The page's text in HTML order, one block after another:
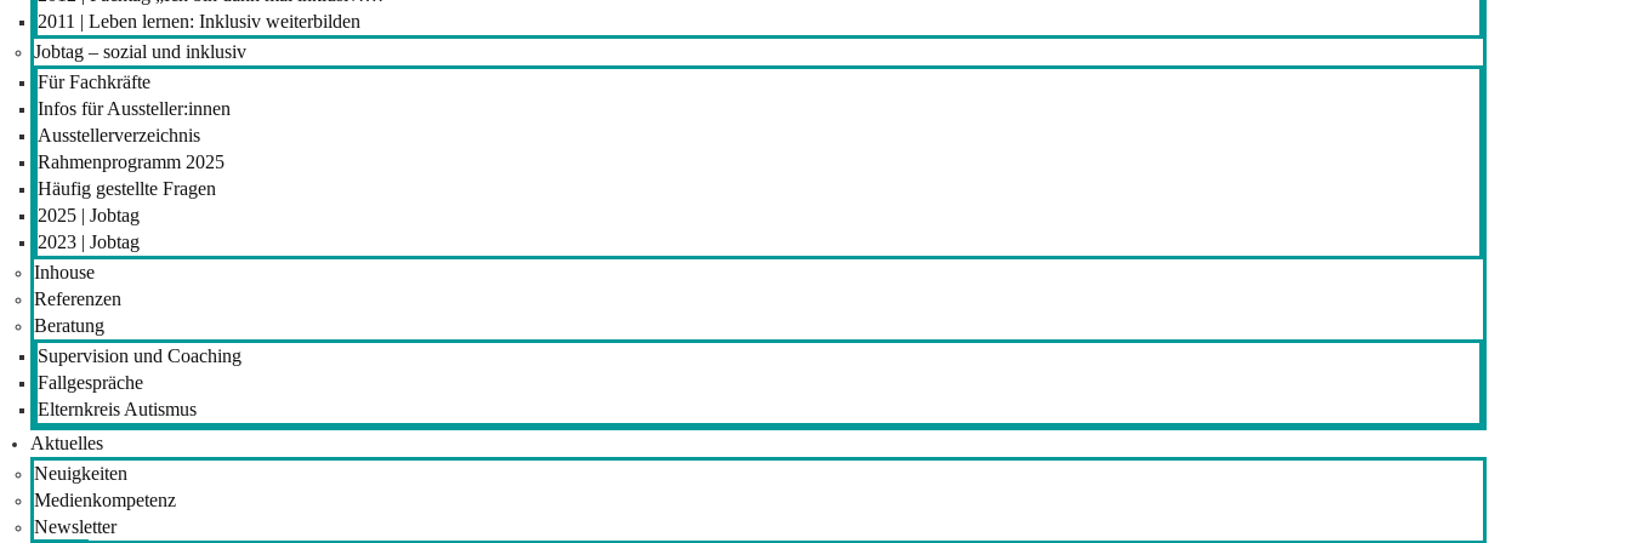
2011 | Leben lernen: Inklusiv weiterbilden
Jobtag – sozial und inklusiv
Für Fachkräfte
Infos für Aussteller:innen
Ausstellerverzeichnis
Rahmenprogramm 2025
Häufig gestellte Fragen
2025 | Jobtag
2023 | Jobtag
Inhouse
Referenzen
Beratung
Supervision und Coaching
Fallgespräche
Elternkreis Autismus
Aktuelles
Neuigkeiten
Medienkompetenz
Newsletter